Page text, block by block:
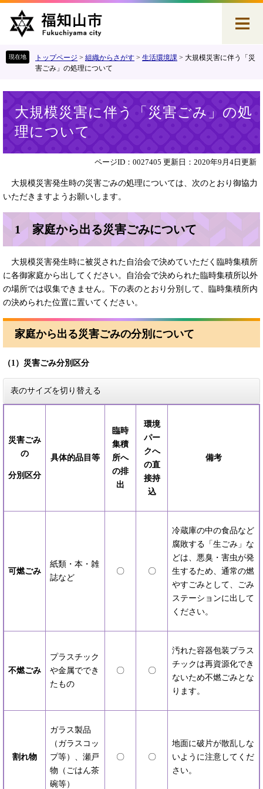
す
し
トップページ > 組織からさがす > 生活環境課 > 大規模災害に伴う「災
害ごみ」の処理について
大規模災害に伴う「災害ごみ」の処
理について
ページID：0027405 更新日：2020年9月4日更新
大規模災害発生時の災害ごみの処理については、次のとおり御協力
いただきますようお願いします。
1 家庭から出る災害ごみについて
大規模災害発生時に被災された自治会で決めていただく臨時集積所
に各御家庭から出してください。自治会で決められた臨時集積所以外
の場所では収集できません。下の表のとおり分別して、臨時集積所内
の決められた位置に置いてください。
家庭から出る災害ごみの分別について
（1）災害ごみ分別区分
表のサイズを切り替える
災害ごみ
の
分別区分
具体的品目等
臨時
集積
所へ
の排
出
環境
パー
クへ
の直
接持
込
備考
可燃ごみ
紙類・本・雑
誌など
〇 〇
冷蔵庫の中の食品など
腐敗する「生ごみ」な
どは、悪臭・害虫が発
生するため、通常の燃
やすごみとして、ごみ
ステーションに出して
ください。
不燃ごみ
プラスチック
や金属ででき
たもの
〇 〇
汚れた容器包装プラス
チックは再資源化でき
ないため不燃ごみとな
ります。
割れ物
ガラス製品
（ガラスコッ
プ等）、瀬戸
物（ごはん茶
碗等）
〇 〇
地面に破片が散乱しな
いように注意してくだ
さい。